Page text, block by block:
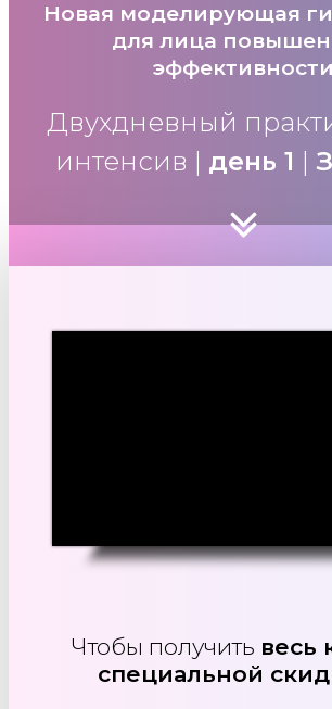
Новая моделирующая
для лица
эффективности
Двухдневный
интенсив | день 1 |
Чтобы получить весь
специальной